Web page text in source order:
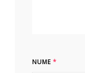
NUME *